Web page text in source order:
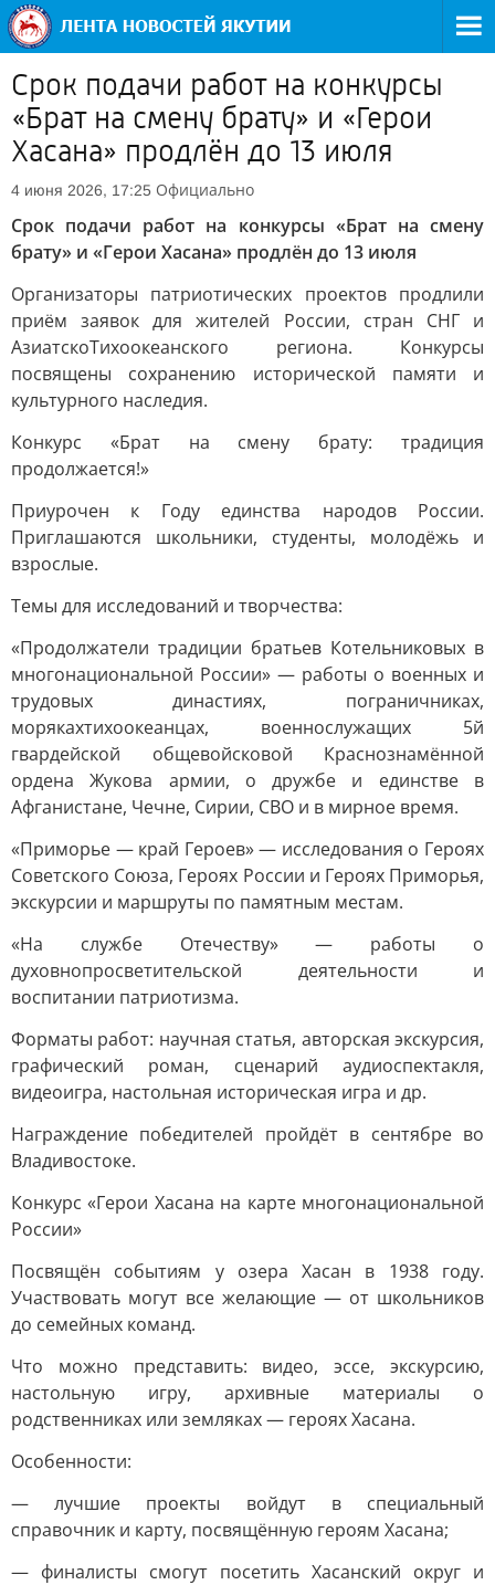
Срок подачи работ на конкурсы
«Брат на смену брату» и «Герои
Хасана» продлён до 13 июля
4 июня 2026, 17:25 Официально
Срок подачи работ на конкурсы «Брат на смену
брату» и «Герои Хасана» продлён до 13 июля
Организаторы патриотических проектов продлили
приём заявок для жителей России, стран СНГ и
АзиатскоТихоокеанского региона. Конкурсы
посвящены сохранению исторической памяти и
культурного наследия.
Конкурс «Брат на смену брату: традиция
продолжается!»
Приурочен к Году единства народов России.
Приглашаются школьники, студенты, молодёжь и
взрослые.
Темы для исследований и творчества:
«Продолжатели традиции братьев Котельниковых в
многонациональной России» — работы о военных и
трудовых династиях, пограничниках,
морякахтихоокеанцах, военнослужащих 5й
гвардейской общевойсковой Краснознамённой
ордена Жукова армии, о дружбе и единстве в
Афганистане, Чечне, Сирии, СВО и в мирное время.
«Приморье — край Героев» — исследования о Героях
Советского Союза, Героях России и Героях Приморья,
экскурсии и маршруты по памятным местам.
«На службе Отечеству» — работы о
духовнопросветительской деятельности и
воспитании патриотизма.
Форматы работ: научная статья, авторская экскурсия,
графический роман, сценарий аудиоспектакля,
видеоигра, настольная историческая игра и др.
Награждение победителей пройдёт в сентябре во
Владивостоке.
Конкурс «Герои Хасана на карте многонациональной
России»
Посвящён событиям у озера Хасан в 1938 году.
Участвовать могут все желающие — от школьников
до семейных команд.
Что можно представить: видео, эссе, экскурсию,
настольную игру, архивные материалы о
родственниках или земляках — героях Хасана.
Особенности:
— лучшие проекты войдут в специальный
справочник и карту, посвящённую героям Хасана;
— финалисты смогут посетить Хасанский округ и